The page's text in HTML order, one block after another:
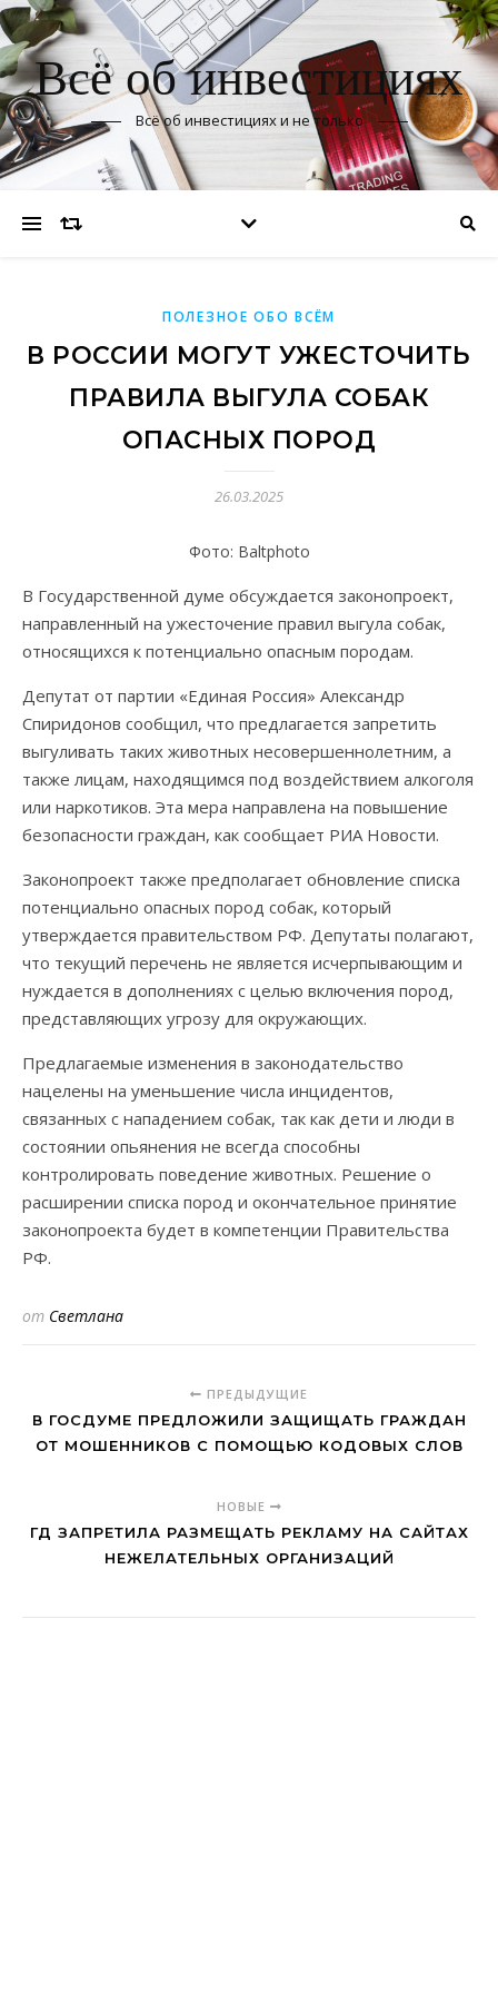
Всё об инвестициях
Всё об инвестициях и не только
ПОЛЕЗНОЕ ОБО ВСЁМ
В РОССИИ МОГУТ УЖЕСТОЧИТЬ
ПРАВИЛА ВЫГУЛА СОБАК
ОПАСНЫХ ПОРОД
26.03.2025
Фото: Baltphoto
В Государственной думе обсуждается законопроект,
направленный на ужесточение правил выгула собак,
относящихся к потенциально опасным породам.
Депутат от партии «Единая Россия» Александр
Спиридонов сообщил, что предлагается запретить
выгуливать таких животных несовершеннолетним, а
также лицам, находящимся под воздействием алкоголя
или наркотиков. Эта мера направлена на повышение
безопасности граждан, как сообщает РИА Новости.
Законопроект также предполагает обновление списка
потенциально опасных пород собак, который
утверждается правительством РФ. Депутаты полагают,
что текущий перечень не является исчерпывающим и
нуждается в дополнениях с целью включения пород,
представляющих угрозу для окружающих.
Предлагаемые изменения в законодательство
нацелены на уменьшение числа инцидентов,
связанных с нападением собак, так как дети и люди в
состоянии опьянения не всегда способны
контролировать поведение животных. Решение о
расширении списка пород и окончательное принятие
законопроекта будет в компетенции Правительства
РФ.
от Светлана
ПРЕДЫДУЩИЕ
В ГОСДУМЕ ПРЕДЛОЖИЛИ ЗАЩИЩАТЬ ГРАЖДАН
ОТ МОШЕННИКОВ С ПОМОЩЬЮ КОДОВЫХ СЛОВ
НОВЫЕ
ГД ЗАПРЕТИЛА РАЗМЕЩАТЬ РЕКЛАМУ НА САЙТАХ
НЕЖЕЛАТЕЛЬНЫХ ОРГАНИЗАЦИЙ